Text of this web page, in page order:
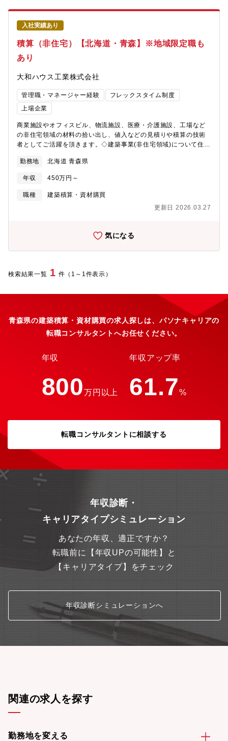
入社実績あり
積算（非住宅）【北海道・青森】※地域限定職も
あり
大和ハウス工業株式会社
管理職・マネージャー経験
フレックスタイム制度
上場企業
商業施設やオフィスビル、物流施設、医療・介護施設、工場など
の非住宅領域の材料の拾い出し、値入などの見積りや積算の技術
者としてご活躍を頂きます。◇建築事業(非住宅領域)について住宅
り上げの6割を超え今や住宅領域と互角に並ぶまでの事業成長を見
せています。《おすすめポイント》★複合商業施設や医療施設、
物流施設などの大規模物件など幅広い建築物に携われます。～大
和ハウスグループの事業領域～
勤務地 北海道 青森県
年収 450万円～
職種
建築積算・資材購買
更新日 2026.03.27
気になる
検索結果一覧 1 件（1～1件表示）
青森県の建築積算・資材購買の求人探しは、パソナキャリアの
転職コンサルタントへお任せください。
年収
800万円以上
年収アップ率
61.7%
転職コンサルタントに相談する
年収診断・
キャリアタイプシミュレーション
あなたの年収、適正ですか？
転職前に【年収UPの可能性】と
【キャリアタイプ】をチェック
年収診断シミュレーションへ
関連の求人を探す
勤務地を変える